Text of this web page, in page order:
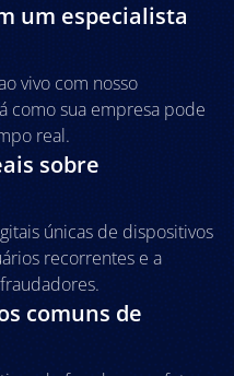
um especialista
vivo com nosso
como sua empresa pode
real.
sobre
únicas de dispositivos
recorrentes e a
comuns de